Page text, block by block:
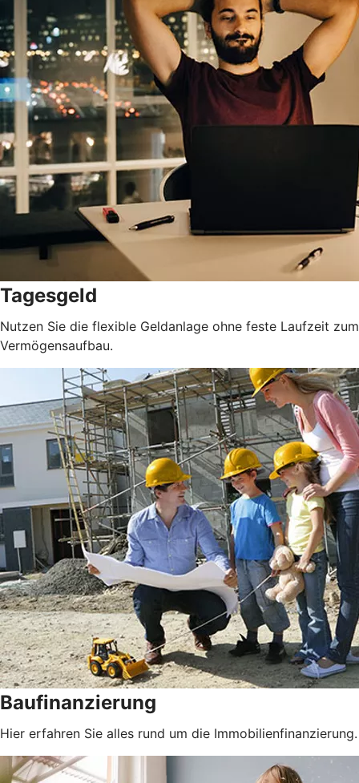
Tagesgeld
Nutzen Sie die flexible Geldanlage ohne feste Laufzeit zum
Vermögensaufbau.
Baufinanzierung
Hier erfahren Sie alles rund um die Immobilienfinanzierung.